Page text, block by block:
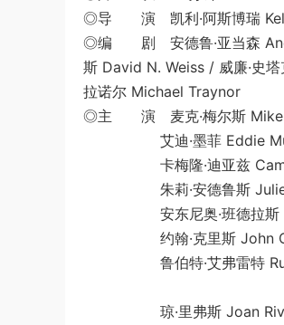
◎导 演 凯利·阿斯博瑞 Kelly
◎编 剧 安德鲁·亚当森
斯 David N. Weiss / 威廉·史
拉诺尔 Michael Traynor
◎主 演 麦克·梅尔斯 Mike
艾迪·墨菲 Eddie
卡梅隆·迪亚兹
朱莉·安德鲁斯 Julie
安东尼奥·班德拉斯
约翰·克里斯 John
鲁伯特·艾弗雷特
琼·里弗斯 Joan